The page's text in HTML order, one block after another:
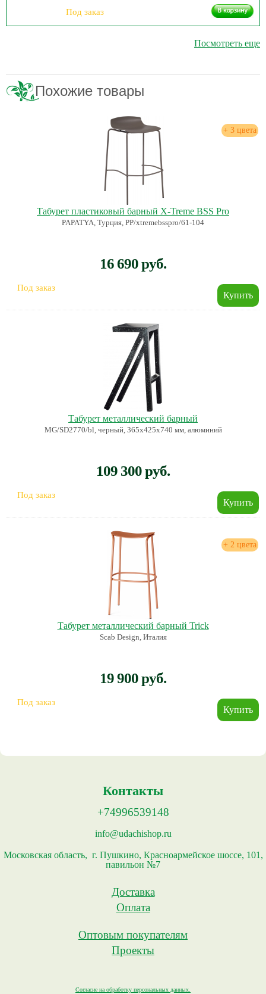
Под заказ
Посмотреть еще
Похожие товары
+ 3 цвета
Табурет пластиковый барный X-Treme BSS Pro
PAPATYA, Турция, PP/xtremebsspro/61-104
16 690 руб.
Под заказ
Табурет металлический барный
MG/SD2770/bl, черный, 365х425х740 мм, алюминий
109 300 руб.
Под заказ
+ 2 цвета
Табурет металлический барный Trick
Scab Design, Италия
19 900 руб.
Под заказ
Контакты
+74996539148
info@udachishop.ru
Московская область, г. Пушкино, Красноармейское шоссе, 101,
павильон №7
Доставка
Оплата
Оптовым покупателям
Проекты
Согласие на обработку персональных данных.